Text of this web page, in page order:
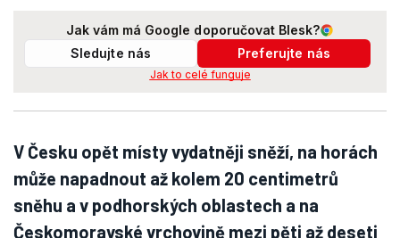
Jak vám má Google doporučovat Blesk?
Sledujte nás
Preferujte nás
Jak to celé funguje
V Česku opět místy vydatněji sněží, na horách
může napadnout až kolem 20 centimetrů
sněhu a v podhorských oblastech a na
Českomoravské vrchovině mezi pěti až deseti